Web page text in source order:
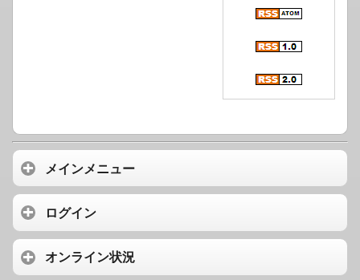
メインメニュー
ログイン
オンライン状況